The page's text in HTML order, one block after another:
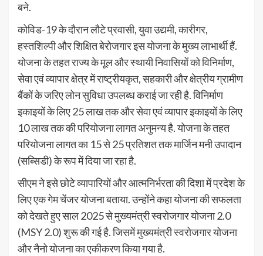
बने.
कोविड-19 के दौरान लौटे प्रवासी, युवा उद्यमी, कारीगर,
हस्तशिल्पी और शिक्षित बेरोजगार इस योजना के मुख्य लाभार्थी हैं.
योजना के तहत राज्य के मूल और स्थायी निवासियों को विनिर्माण,
सेवा एवं व्यापार क्षेत्र में राष्ट्रीयकृत, सहकारी और क्षेत्रीय ग्रामीण
बैंकों के जरिए लोन सुविधा उपलब्ध कराई जा रही है. विनिर्माण
इकाइयों के लिए 25 लाख तक और सेवा एवं व्यापार इकाइयों के लिए
10 लाख तक की परियोजना लागत अनुमन्य है. योजना के तहत
परियोजना लागत का 15 से 25 प्रतिशत तक मार्जिन मनी उपादान
(सब्सिडी) के रूप में दिया जा रहा है.
सीएम ने इसे छोटे व्यापारियों और आत्मनिर्भरता की दिशा में प्रदेश के
लिए एक गेम चेंजर योजना बताया. उन्होंने कहा योजना की सफलता
को देखते हुए साल 2025 से मुख्यमंत्री स्वरोजगार योजना 2.0
(MSY 2.0) शुरू की गई है. जिसमें मुख्यमंत्री स्वरोजगार योजना
और नैनो योजना का एकीकरण किया गया है.